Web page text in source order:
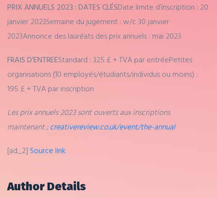
PRIX ANNUELS 2023 : DATES CLÉSDate limite d’inscription : 20
janvier 2023Semaine du jugement : w/c 30 janvier
2023Annonce des lauréats des prix annuels : mai 2023
FRAIS D’ENTREEStandard : 325 £ + TVA par entréePetites
organisations (10 employés/étudiants/individus ou moins) :
195 £ + TVA par inscription
Les prix annuels 2023 sont ouverts aux inscriptions
maintenant ;creativereview.co.uk/event/the-annual
[ad_2] Source link
Author Details